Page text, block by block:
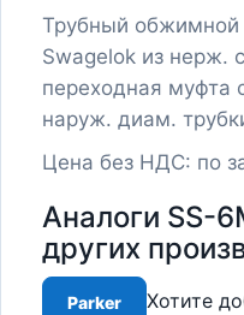
Трубный обжимной
Swagelok из нерж.
переходная муфта
наруж. диам.
Цена без НДС: по
Аналоги SS-
других
Parker Хотите